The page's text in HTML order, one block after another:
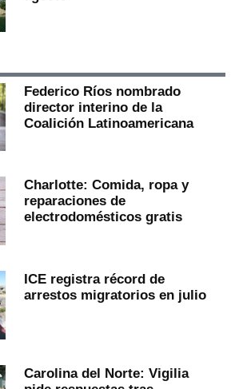
Federico Ríos nombrado
director interino de la
Coalición Latinoamericana
Charlotte: Comida, ropa y
reparaciones de
electrodomésticos gratis
ICE registra récord de
arrestos migratorios en julio
Carolina del Norte: Vigilia